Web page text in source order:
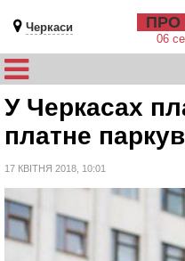
Черкаси ПРО
06
У Черкасах
платне
17 КВІТНЯ 2018, 10:01